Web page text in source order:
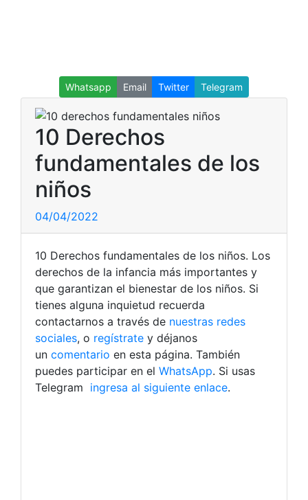
Whatsapp Email Twitter Telegram
10 Derechos
fundamentales de los
niños
04/04/2022
10 Derechos fundamentales de los niños. Los
derechos de la infancia más importantes y
que garantizan el bienestar de los niños. Si
tienes alguna inquietud recuerda
contactarnos a través de nuestras redes
sociales, o regístrate y déjanos
un comentario en esta página. También
puedes participar en el WhatsApp. Si usas
Telegram ingresa al siguiente enlace.